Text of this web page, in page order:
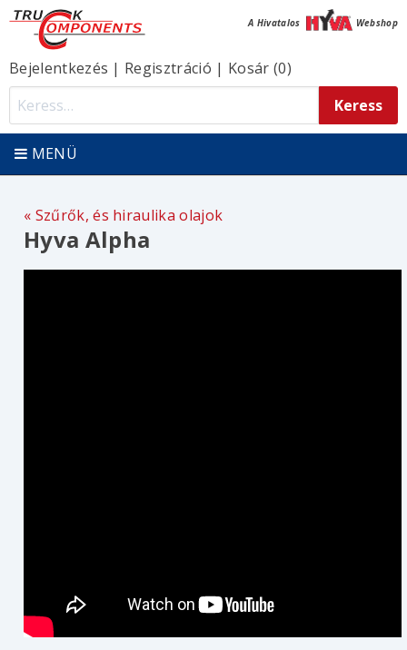
A Hivatalos Webshop
Bejelentkezés | Regisztráció | Kosár (0)
MENÜ
Szűrők, és hiraulika olajok
Hyva Alpha